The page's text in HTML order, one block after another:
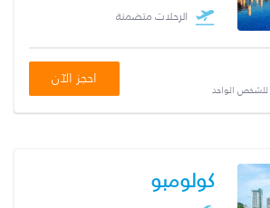
الرحلات متضمنة
للشخص الواحد
احجز الآن
كولومبو